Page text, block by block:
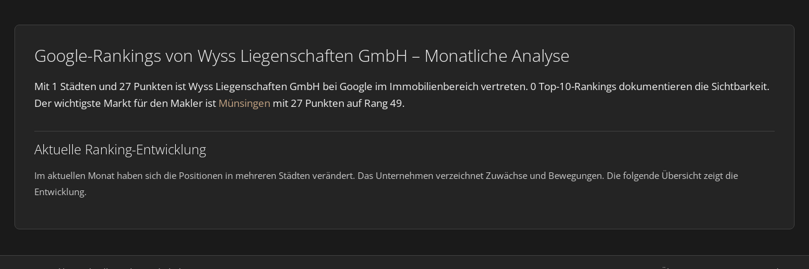
Google-Rankings von Wyss Liegenschaften GmbH – Monatliche Analyse
Mit 1 Städten und 27 Punkten ist Wyss Liegenschaften GmbH bei Google im Immobilienbereich vertreten. 0 Top-10-Rankings dokumentieren die Sichtbarkeit.
Der wichtigste Markt für den Makler ist Münsingen mit 27 Punkten auf Rang 49.
Aktuelle Ranking-Entwicklung
Im aktuellen Monat haben sich die Positionen in mehreren Städten verändert. Das Unternehmen verzeichnet Zuwächse und Bewegungen. Die folgende Übersicht zeigt die
Entwicklung.